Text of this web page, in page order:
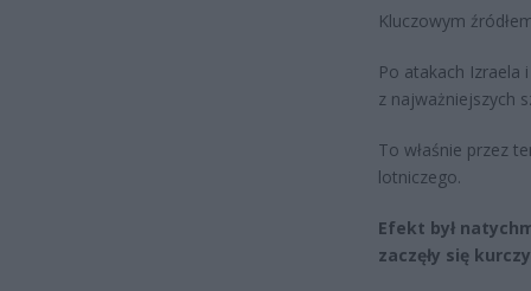
Kluczowym
Po atakach Izraela
z najważniejszych
To właśnie przez
lotniczego.
Efekt był
zaczęły się